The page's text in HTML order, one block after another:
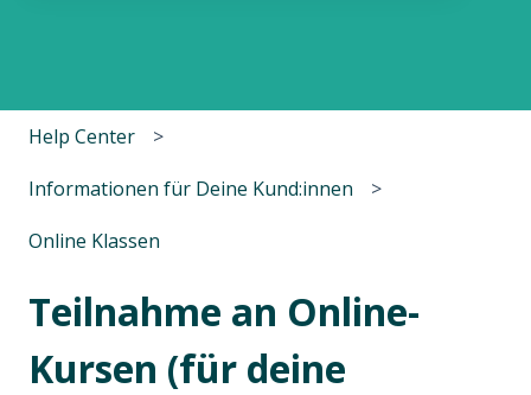
Help Center
Informationen für Deine Kund:innen
Online Klassen
Teilnahme an Online-
Kursen (für deine